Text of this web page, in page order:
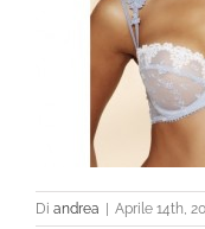
Di andrea Aprile 14th,